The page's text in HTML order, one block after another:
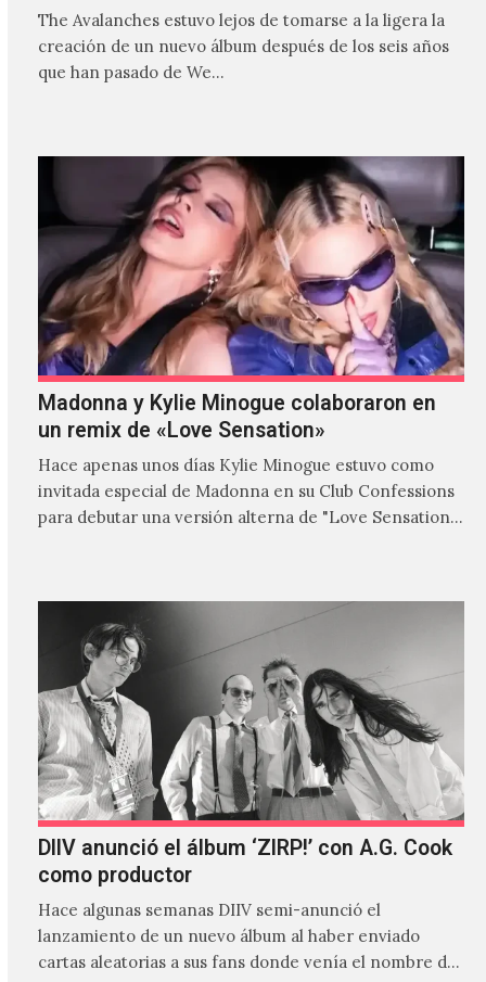
The Avalanches estuvo lejos de tomarse a la ligera la
creación de un nuevo álbum después de los seis años
que han pasado de We…
Madonna y Kylie Minogue colaboraron en
un remix de «Love Sensation»
Hace apenas unos días Kylie Minogue estuvo como
invitada especial de Madonna en su Club Confessions
para debutar una versión alterna de "Love Sensation",
DIIV anunció el álbum ‘ZIRP!’ con A.G. Cook
como productor
Hace algunas semanas DIIV semi-anunció el
lanzamiento de un nuevo álbum al haber enviado
cartas aleatorias a sus fans donde venía el nombre de